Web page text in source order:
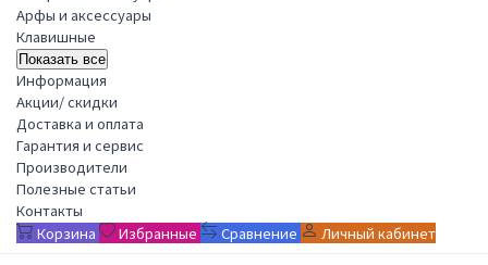
Арфы и аксессуары
Клавишные
Показать все
Информация
Акции/ скидки
Доставка и оплата
Гарантия и сервис
Производители
Полезные статьи
Контакты
Корзина
Избранные Сравнение Личный кабинет